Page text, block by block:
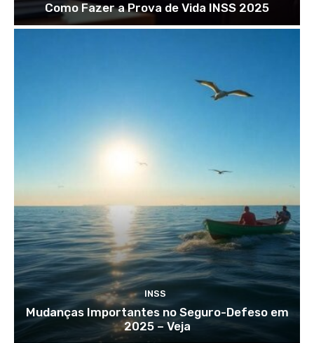
Como Fazer a Prova de Vida INSS 2025
INSS
Mudanças Importantes no Seguro-Defeso em
2025 – Veja